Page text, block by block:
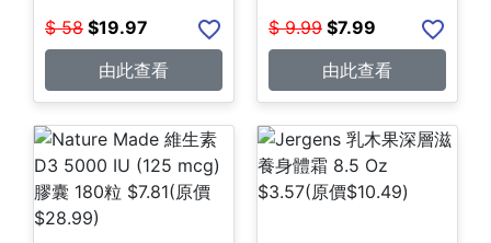
$ 58 $19.97
由此查看
$ 9.99 $7.99
由此查看